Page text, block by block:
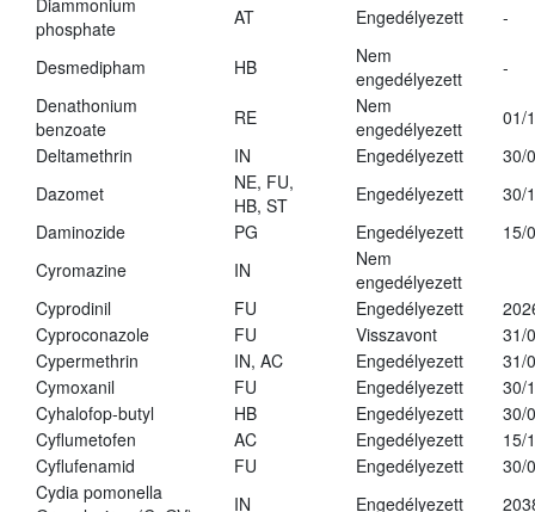
Diammonium
phosphate
AT Engedélyezett -
Desmedipham HB
Nem
engedélyezett
-
Denathonium
benzoate
RE
Nem
engedélyezett
01/
Deltamethrin
IN Engedélyezett
30/
Dazomet
NE, FU,
HB, ST
Engedélyezett
30/
Daminozide
PG Engedélyezett
15/
Cyromazine
IN
Nem
engedélyezett
Cyprodinil
FU Engedélyezett
Cyproconazole
FU Visszavont
31/
Cypermethrin
IN, AC Engedélyezett
31/
Cymoxanil
FU Engedélyezett
30/
Cyhalofop-butyl
HB Engedélyezett
30/
Cyflumetofen
AC Engedélyezett
15/
Cyflufenamid
FU Engedélyezett
30/
Cydia pomonella
IN Engedélyezett